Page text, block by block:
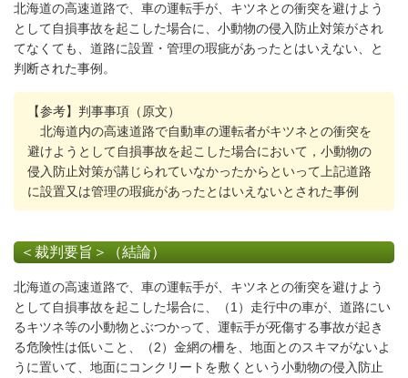
北海道の高速道路で、車の運転手が、キツネとの衝突を避けよう
として自損事故を起こした場合に、小動物の侵入防止対策がされ
てなくても、道路に設置・管理の瑕疵があったとはいえない、と
判断された事例。
【参考】判事事項（原文）
北海道内の高速道路で自動車の運転者がキツネとの衝突を
避けようとして自損事故を起こした場合において，小動物の
侵入防止対策が講じられていなかったからといって上記道路
に設置又は管理の瑕疵があったとはいえないとされた事例
＜裁判要旨＞（結論）
北海道の高速道路で、車の運転手が、キツネとの衝突を避けよう
として自損事故を起こした場合に、（1）走行中の車が、道路にい
るキツネ等の小動物とぶつかって、運転手が死傷する事故が起き
る危険性は低いこと、（2）金網の柵を、地面とのスキマがないよ
うに置いて、地面にコンクリートを敷くという小動物の侵入防止